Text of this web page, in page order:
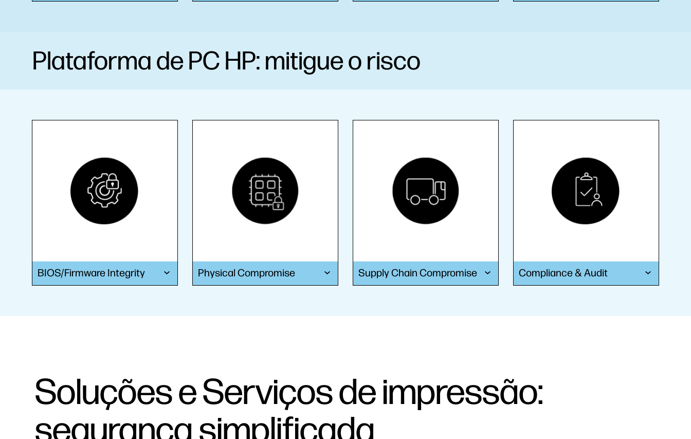
Plataforma de PC HP: mitigue o risco
BIOS/Firmware Integrity Physical Compromise Supply Chain Compromise Compliance & Audit
Soluções e Serviços de impressão:
segurança simplificada